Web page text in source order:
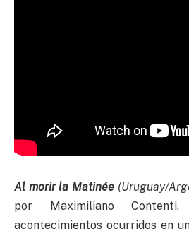
Al morir la Matinée (Uruguay/
por Maximiliano
acontecimientos ocurridos en